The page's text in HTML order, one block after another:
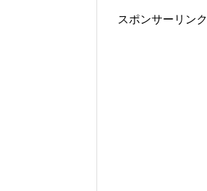
スポンサーリンク